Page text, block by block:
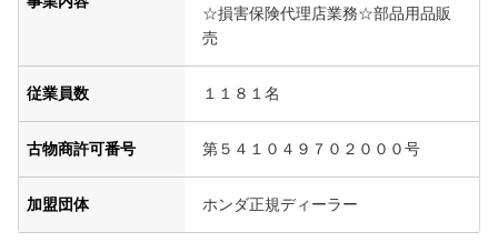
☆損害保険代理店業務☆部品用品販
売
従業員数 １１８１名
古物商許可番号 第５４１０４９７０２０００号
加盟団体 ホンダ正規ディーラー